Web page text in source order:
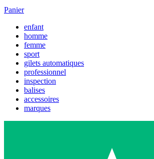
Panier
enfant
homme
femme
sport
gilets automatiques
professionnel
inspection
balises
accessoires
marques